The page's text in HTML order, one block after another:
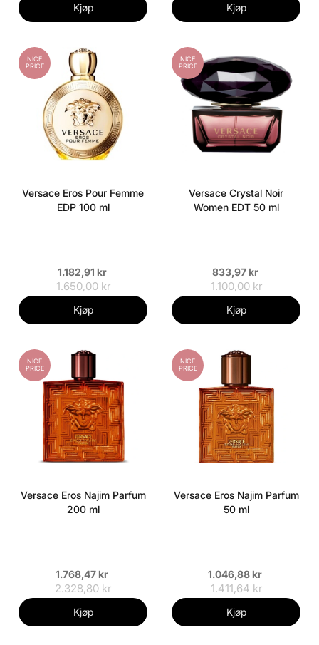
Kjøp Kjøp
NICE
PRICE
Versace Eros Pour Femme
EDP 100 ml
1.182,91 kr
1.650,00 kr
Kjøp
NICE
PRICE
Versace Crystal Noir
Women EDT 50 ml
833,97 kr
1.100,00 kr
Kjøp
NICE
PRICE
Versace Eros Najim Parfum
200 ml
1.768,47 kr
2.328,80 kr
Kjøp
NICE
PRICE
Versace Eros Najim Parfum
50 ml
1.046,88 kr
1.411,64 kr
Kjøp